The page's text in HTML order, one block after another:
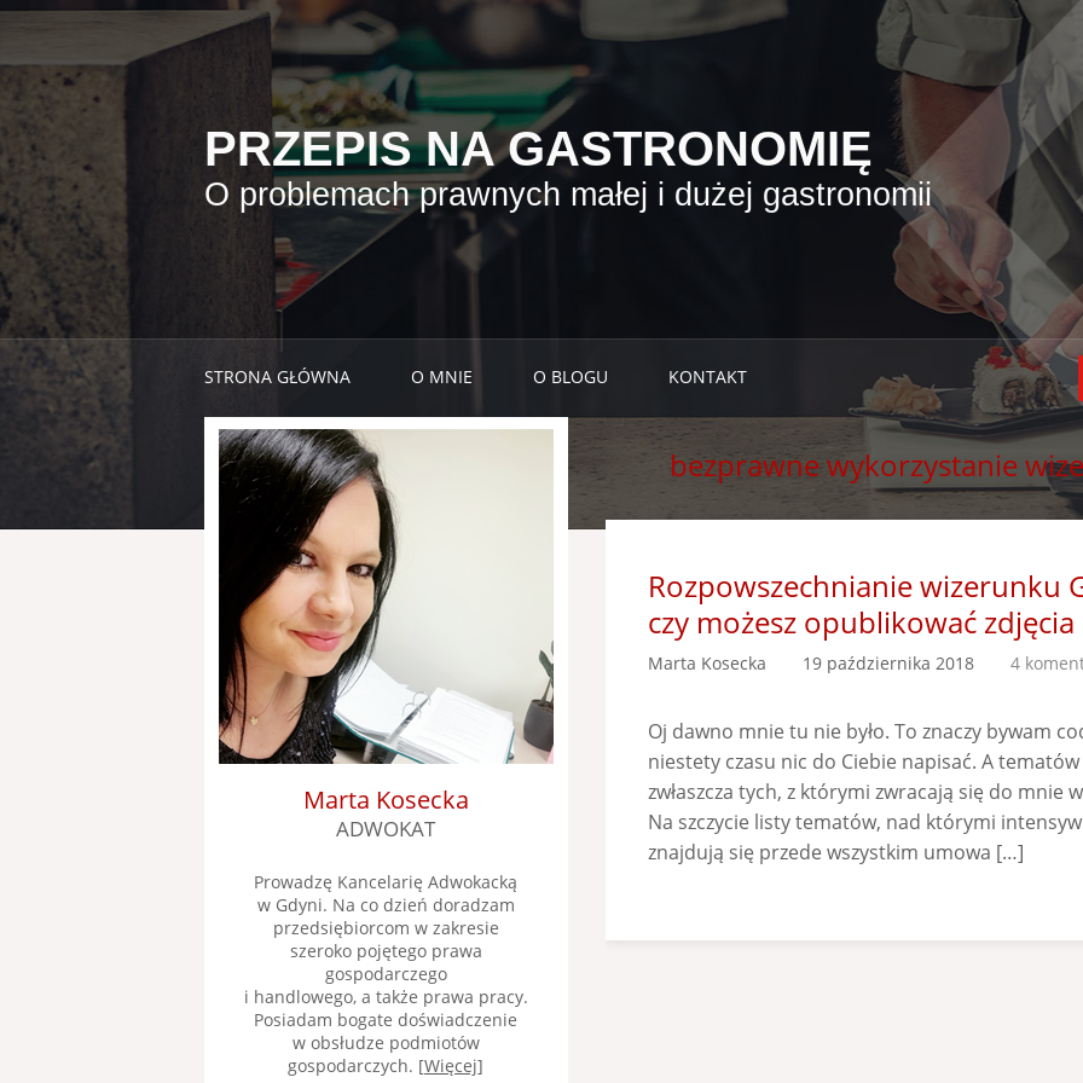
PRZEPIS NA GASTRONOMIĘ
O problemach prawnych małej i dużej gastronomii
STRONA GŁÓWNA O MNIE O BLOGU KONTAKT
bezprawne wykorzystanie
Rozpowszechnianie wizerunku
czy możesz opublikować
Marta Kosecka 19 października 2018 4
Oj dawno mnie tu nie było. To znaczy bywam
niestety czasu nic do Ciebie napisać. A
zwłaszcza tych, z którymi zwracają się do mnie
Na szczycie listy tematów, nad którymi
znajdują się przede wszystkim umowa […]
Marta Kosecka
ADWOKAT
Prowadzę Kancelarię Adwokacką
w Gdyni. Na co dzień doradzam
przedsiębiorcom w zakresie
szeroko pojętego prawa
gospodarczego
i handlowego, a także prawa pracy.
Posiadam bogate doświadczenie
w obsłudze podmiotów
gospodarczych. [Więcej]